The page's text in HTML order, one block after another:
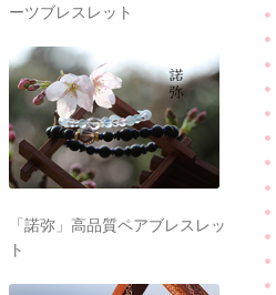
ーツブレスレット
「諾弥」高品質ペアブレスレッ
ト